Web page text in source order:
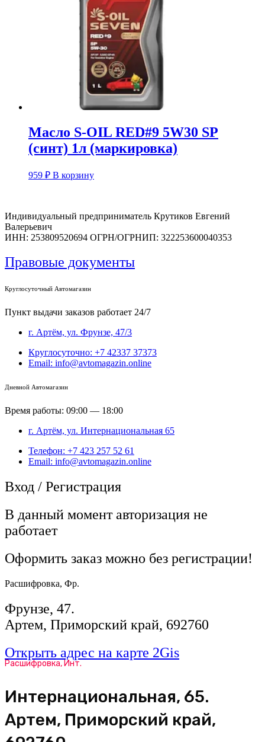
Масло S-OIL RED#9 5W30 SP
(синт) 1л (маркировка)
959 ₽ В корзину
Индивидуальный предприниматель Крутиков Евгений
Валерьевич
ИНН: 253809520694 ОГРН/ОГРНИП: 322253600040353
Правовые документы
Круглосуточный Автомагазин
Пункт выдачи заказов работает 24/7
г. Артём, ул. Фрунзе, 47/3
Круглосуточно: +7 42337 37373
Email: info@avtomagazin.online
Дневной Автомагазин
Время работы: 09:00 — 18:00
г. Артём, ул. Интернациональная 65
Телефон: +7 423 257 52 61
Email: info@avtomagazin.online
Вход / Регистрация
В данный момент авторизация не
работает
Оформить заказ можно без регистрации!
Расшифровка, Фр.
Фрунзе, 47.
Артем, Приморский край, 692760
Открыть адрес на карте 2Gis
Расшифровка, Инт.
​Интернациональная, 65​.
Артем, Приморский край,